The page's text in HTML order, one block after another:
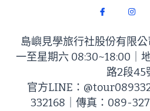
島嶼見學旅行社股份有限
一至星期六 08:30~18:00｜
路2段45
官方LINE：
332168｜​傳真：089-